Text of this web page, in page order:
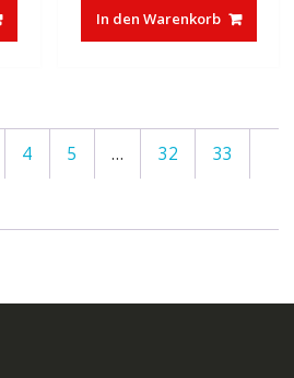
In den Warenkorb
4 5 … 32 33